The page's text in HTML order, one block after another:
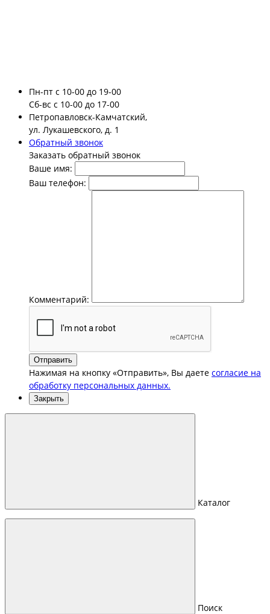
Пн-пт с 10-00 до 19-00
Сб-вс с 10-00 до 17-00
Петропавловск-Камчатский,
ул. Лукашевского, д. 1
Обратный звонок
Заказать обратный звонок
Ваше имя:
Ваш телефон:
Комментарий:
Отправить
Нажимая на кнопку «Отправить», Вы даете согласие на
обработку персональных данных.
Закрыть
Каталог
Поиск